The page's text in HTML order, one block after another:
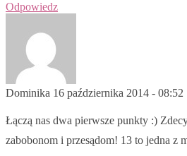
Odpowiedz
Dominika 16 października 2014 - 08:52
Łączą nas dwa pierwsze punkty :)
zabobonom i przesądom! 13 to jedna z